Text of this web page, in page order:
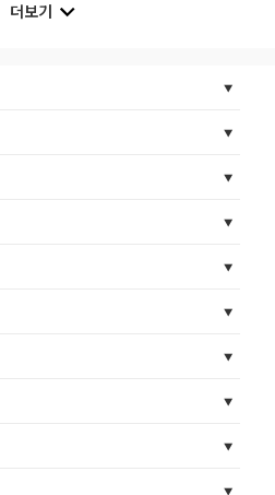
더보기